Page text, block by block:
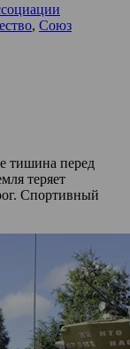
, Союз
тишина перед
теряет
Спортивный